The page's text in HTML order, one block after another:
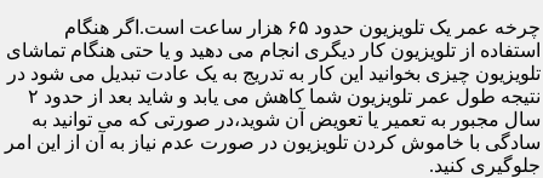
چرخه عمر یک تلویزیون حدود ۶۵ هزار ساعت است.اگر هنگام
استفاده از تلویزیون کار دیگری انجام می دهید و یا حتی هنگام تماشای
تلویزیون چیزی بخوانید این کار به تدریج به یک عادت تبدیل می شود در
نتیجه طول عمر تلویزیون شما کاهش می یابد و شاید بعد از حدود ۲
سال مجبور به تعمیر یا تعویض آن شوید،در صورتی که می توانید به
سادگی با خاموش کردن تلویزیون در صورت عدم نیاز به آن از این امر
جلوگیری کنید.